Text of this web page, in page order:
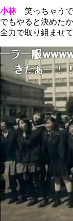
小林笑っちゃうで
でもやると決めた
全力で取り組ませ